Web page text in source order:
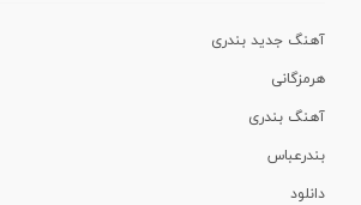
آهنگ جدید بندری
هرمزگانی
آهنگ بندری
بندرعباس
دانلود